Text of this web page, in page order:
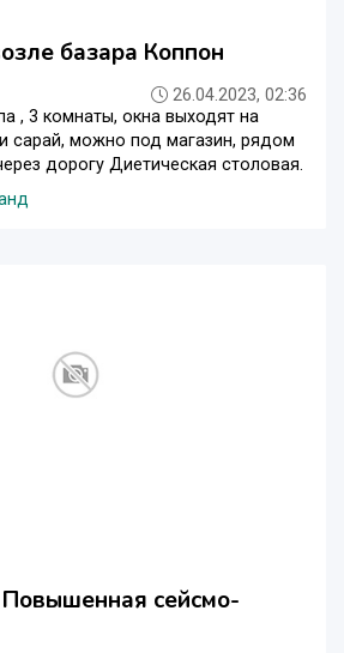
базара Коппон
26.04.2023, 02:36
, 3 комнаты, окна выходят на
сарай, можно под магазин, рядом
дорогу Диетическая столовая.
сейсмо-